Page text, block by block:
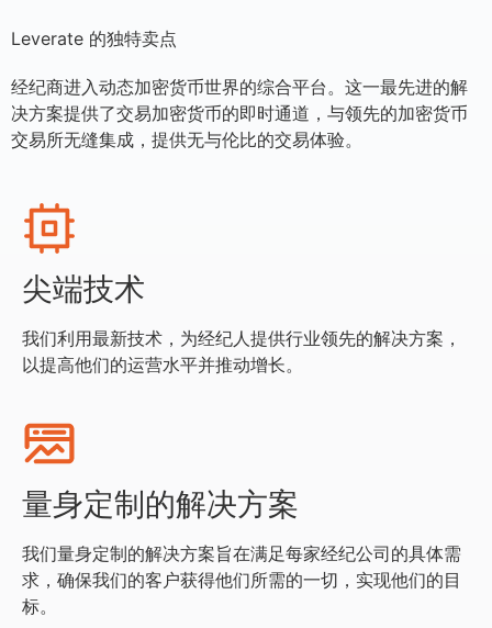
Leverate 的独特卖点
经纪商进入动态加密货币世界的综合平台。这一最先进的解
决方案提供了交易加密货币的即时通道，与领先的加密货币
交易所无缝集成，提供无与伦比的交易体验。
尖端技术
我们利用最新技术，为经纪人提供行业领先的解决方案，
以提高他们的运营水平并推动增长。
量身定制的解决方案
我们量身定制的解决方案旨在满足每家经纪公司的具体需
求，确保我们的客户获得他们所需的一切，实现他们的目
标。